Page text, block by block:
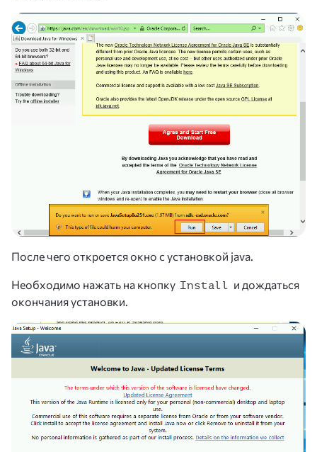
После чего откроется окно с установкой java.
Необходимо нажать на кнопку Install и дождаться
окончания установки.